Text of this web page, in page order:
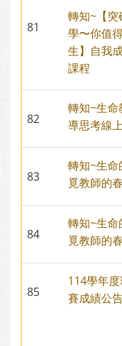
81
轉知~【突
學〜你值
生】自我
課程
82
轉知~生命
導思考線
83
轉知~生
覓教師的
84
轉知~生
覓教師的
85
114學年
賽成績公